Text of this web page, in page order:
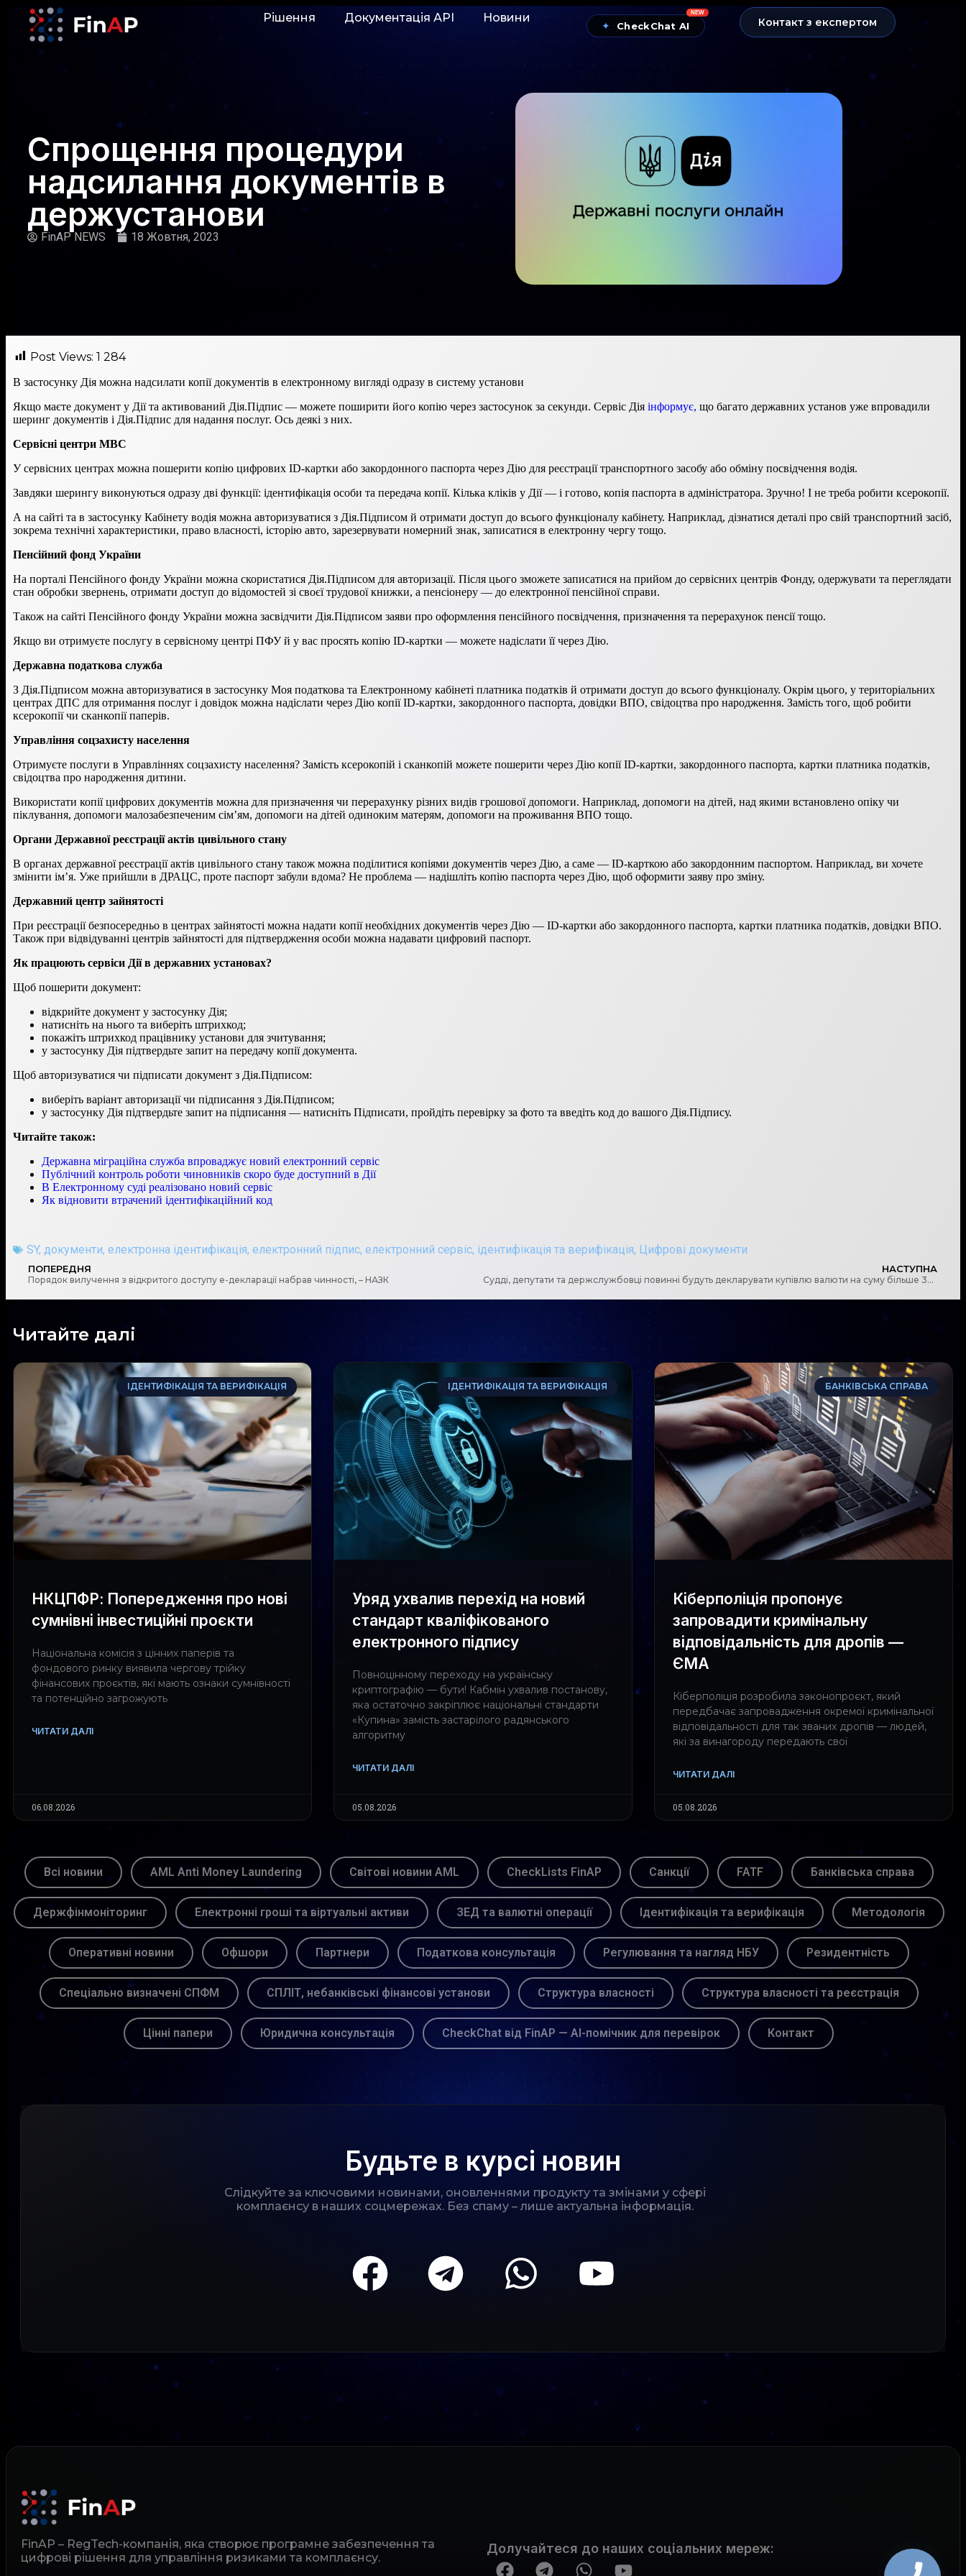
Рішення Документація АРІ Новини
✦ CheckChat AI
NEW
Контакт з експертом
Спрощення процедури
надсилання документів в
держустанови
FinAP NEWS 18 Жовтня, 2023
Post Views: 1 284
В застосунку Дія можна надсилати копії документів в електронному вигляді одразу в систему установи
Якщо маєте документ у Дії та активований Дія.Підпис — можете поширити його копію через застосунок за секунди. Сервіс Дія інформує, що багато державних установ уже впровадили
шеринг документів і Дія.Підпис для надання послуг. Ось деякі з них.
Сервісні центри МВС
У сервісних центрах можна пошерити копію цифрових ID-картки або закордонного паспорта через Дію для реєстрації транспортного засобу або обміну посвідчення водія.
Завдяки шерингу виконуються одразу дві функції: ідентифікація особи та передача копії. Кілька кліків у Дії — і готово, копія паспорта в адміністратора. Зручно! І не треба робити ксерокопії.
А на сайті та в застосунку Кабінету водія можна авторизуватися з Дія.Підписом й отримати доступ до всього функціоналу кабінету. Наприклад, дізнатися деталі про свій транспортний засіб,
зокрема технічні характеристики, право власності, історію авто, зарезервувати номерний знак, записатися в електронну чергу тощо.
Пенсійний фонд України
На порталі Пенсійного фонду України можна скористатися Дія.Підписом для авторизації. Після цього зможете записатися на прийом до сервісних центрів Фонду, одержувати та переглядати
стан обробки звернень, отримати доступ до відомостей зі своєї трудової книжки, а пенсіонеру — до електронної пенсійної справи.
Також на сайті Пенсійного фонду України можна засвідчити Дія.Підписом заяви про оформлення пенсійного посвідчення, призначення та перерахунок пенсії тощо.
Якщо ви отримуєте послугу в сервісному центрі ПФУ й у вас просять копію ID-картки — можете надіслати її через Дію.
Державна податкова служба
З Дія.Підписом можна авторизуватися в застосунку Моя податкова та Електронному кабінеті платника податків й отримати доступ до всього функціоналу. Окрім цього, у територіальних
центрах ДПС для отримання послуг і довідок можна надіслати через Дію копії ID-картки, закордонного паспорта, довідки ВПО, свідоцтва про народження. Замість того, щоб робити
ксерокопії чи сканкопії паперів.
Управління соцзахисту населення
Отримуєте послуги в Управліннях соцзахисту населення? Замість ксерокопій і сканкопій можете пошерити через Дію копії ID-картки, закордонного паспорта, картки платника податків,
свідоцтва про народження дитини.
Використати копії цифрових документів можна для призначення чи перерахунку різних видів грошової допомоги. Наприклад, допомоги на дітей, над якими встановлено опіку чи
піклування, допомоги малозабезпеченим сім’ям, допомоги на дітей одиноким матерям, допомоги на проживання ВПО тощо.
Органи Державної реєстрації актів цивільного стану
В органах державної реєстрації актів цивільного стану також можна поділитися копіями документів через Дію, а саме — ID-карткою або закордонним паспортом. Наприклад, ви хочете
змінити ім’я. Уже прийшли в ДРАЦС, проте паспорт забули вдома? Не проблема — надішліть копію паспорта через Дію, щоб оформити заяву про зміну.
Державний центр зайнятості
При реєстрації безпосередньо в центрах зайнятості можна надати копії необхідних документів через Дію — ID-картки або закордонного паспорта, картки платника податків, довідки ВПО.
Також при відвідуванні центрів зайнятості для підтвердження особи можна надавати цифровий паспорт.
Як працюють сервіси Дії в державних установах?
Щоб пошерити документ:
відкрийте документ у застосунку Дія;
натисніть на нього та виберіть штрихкод;
покажіть штрихкод працівнику установи для зчитування;
у застосунку Дія підтвердьте запит на передачу копії документа.
Щоб авторизуватися чи підписати документ з Дія.Підписом:
виберіть варіант авторизації чи підписання з Дія.Підписом;
у застосунку Дія підтвердьте запит на підписання — натисніть Підписати, пройдіть перевірку за фото та введіть код до вашого Дія.Підпису.
Читайте також:
Державна міграційна служба впроваджує новий електронний сервіс
Публічний контроль роботи чиновників скоро буде доступний в Дії
В Електронному суді реалізовано новий сервіс
Як відновити втрачений ідентифікаційний код
SY, документи, електронна ідентифікація, електронний підпис, електронний сервіс, ідентифікація та верифікація, Цифрові документи
ПОПЕРЕДНЯ
Порядок вилучення з відкритого доступу е-декларації набрав чинності, – НАЗК
НАСТУПНА
Судді, депутати та держслужбовці повинні будуть декларувати купівлю валюти на суму більше 3500 доларів, – Комітет рекомендував законопроект
Читайте далі
ІДЕНТИФІКАЦІЯ ТА ВЕРИФІКАЦІЯ
НКЦПФР: Попередження про нові
сумнівні інвестиційні проєкти
Національна комісія з цінних паперів та
фондового ринку виявила чергову трійку
фінансових проєктів, які мають ознаки сумнівності
та потенційно загрожують
ЧИТАТИ ДАЛІ
06.08.2026
ІДЕНТИФІКАЦІЯ ТА ВЕРИФІКАЦІЯ
Уряд ухвалив перехід на новий
стандарт кваліфікованого
електронного підпису
Повноцінному переходу на українську
криптографію — бути! Кабмін ухвалив постанову,
яка остаточно закріплює національні стандарти
«Купина» замість застарілого радянського
алгоритму
ЧИТАТИ ДАЛІ
05.08.2026
БАНКІВСЬКА СПРАВА
Кіберполіція пропонує
запровадити кримінальну
відповідальність для дропів —
ЄМА
Кіберполіція розробила законопроєкт, який
передбачає запровадження окремої кримінальної
відповідальності для так званих дропів — людей,
які за винагороду передають свої
ЧИТАТИ ДАЛІ
05.08.2026
Всі новини AML Anti Money Laundering Світові новини AML CheckLists FinAP Санкції FATF Банківська справа
Держфінмоніторинг Електронні гроші та віртуальні активи ЗЕД та валютні операції Ідентифікація та верифікація Методологія
Оперативні новини Офшори Партнери Податкова консультація Регулювання та нагляд НБУ Резидентність
Спеціально визначені СПФМ СПЛІТ, небанківські фінансові установи Структура власності Структура власності та реєстрація
Цінні папери Юридична консультація CheckChat від FinAP — AI-помічник для перевірок Контакт
Будьте в курсі новин
Слідкуйте за ключовими новинами, оновленнями продукту та змінами у сфері
комплаєнсу в наших соцмережах. Без спаму – лише актуальна інформація.
FinAP – RegTech-компанія, яка створює програмне забезпечення та
цифрові рішення для управління ризиками та комплаєнсу.
Долучайтеся до наших соціальних мереж: